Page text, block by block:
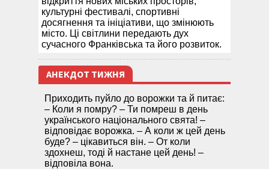
культурні фестивалі, спортивні
досягнення та ініціативи, що змінюють
місто. Ці світлини передають дух
сучасного Франківська та його розвиток.
АНЕКДОТ ТИЖНЯ
Приходить пуйло до ворожки та й питає:
– Коли я помру? – Ти помреш в день
українського національного свята! –
відповідає ворожка. – А коли ж цей день
буде? – цікавиться він. – От коли
здохнеш, тоді й настане цей день! –
відповіла вона.